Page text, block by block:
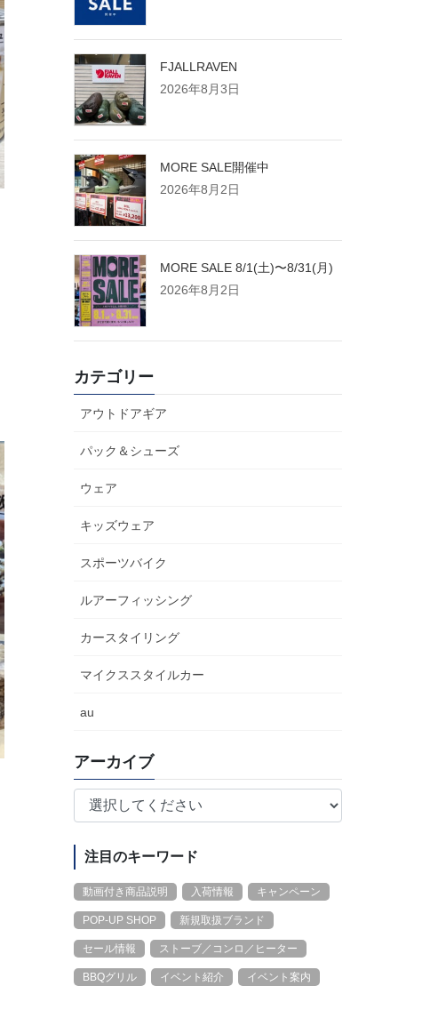
FJALLRAVEN
2026年8月3日
MORE SALE開催中
2026年8月2日
MORE SALE 8/1(土)〜8/31(月)
2026年8月2日
カテゴリー
アウトドアギア
パック＆シューズ
ウェア
キッズウェア
スポーツバイク
ルアーフィッシング
カースタイリング
マイクススタイルカー
au
アーカイブ
注目のキーワード
動画付き商品説明 入荷情報 キャンペーン
POP-UP SHOP 新規取扱ブランド
セール情報 ストーブ／コンロ／ヒーター
BBQグリル イベント紹介 イベント案内